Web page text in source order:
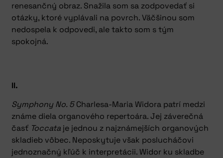
renesančný obraz. Snažila som sa zodpovedať si
otázky, ktoré vyplávali na povrch. Väčšinou som
nedospela k odpovedi, ale takto som s tým
spokojná.
II.
Symphony No. 5Charlesa-Maria Widora patrí medzi
známe diela organového repertoára. Jej záverečná
časť Toccata je jednou z najznámejších organových
skladieb vôbec. Neposkytuje však poslucháčovi
jednoznačný kľúč k interpretácii. Widor ku skladbe